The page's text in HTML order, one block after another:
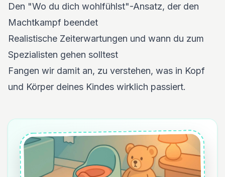
Den "Wo du dich wohlfühlst"-Ansatz, der den
Machtkampf beendet
Realistische Zeiterwartungen und wann du zum
Spezialisten gehen solltest
Fangen wir damit an, zu verstehen, was in Kopf
und Körper deines Kindes wirklich passiert.